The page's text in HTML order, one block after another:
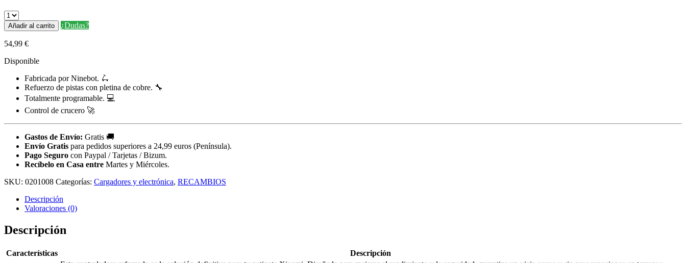
Añadir al carrito ¿Dudas?
54,99 €
Disponible
Fabricada por Ninebot. 🛴
Refuerzo de pistas con pletina de cobre. 🔧
Totalmente programable. 💻
Control de crucero 🚀
Gastos de Envío: Gratis 🚚
Envío Gratis para pedidos superiores a 24,99 euros (Península).
Pago Seguro con Paypal / Tarjetas / Bizum.
Recíbelo en Casa entre Martes y Miércoles.
SKU: 0201008 Categorías: Cargadores y electrónica, RECAMBIOS
Descripción
Valoraciones (0)
Descripción
Características
Descripción